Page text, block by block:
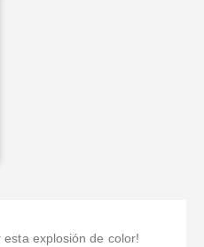
esta explosión de color!